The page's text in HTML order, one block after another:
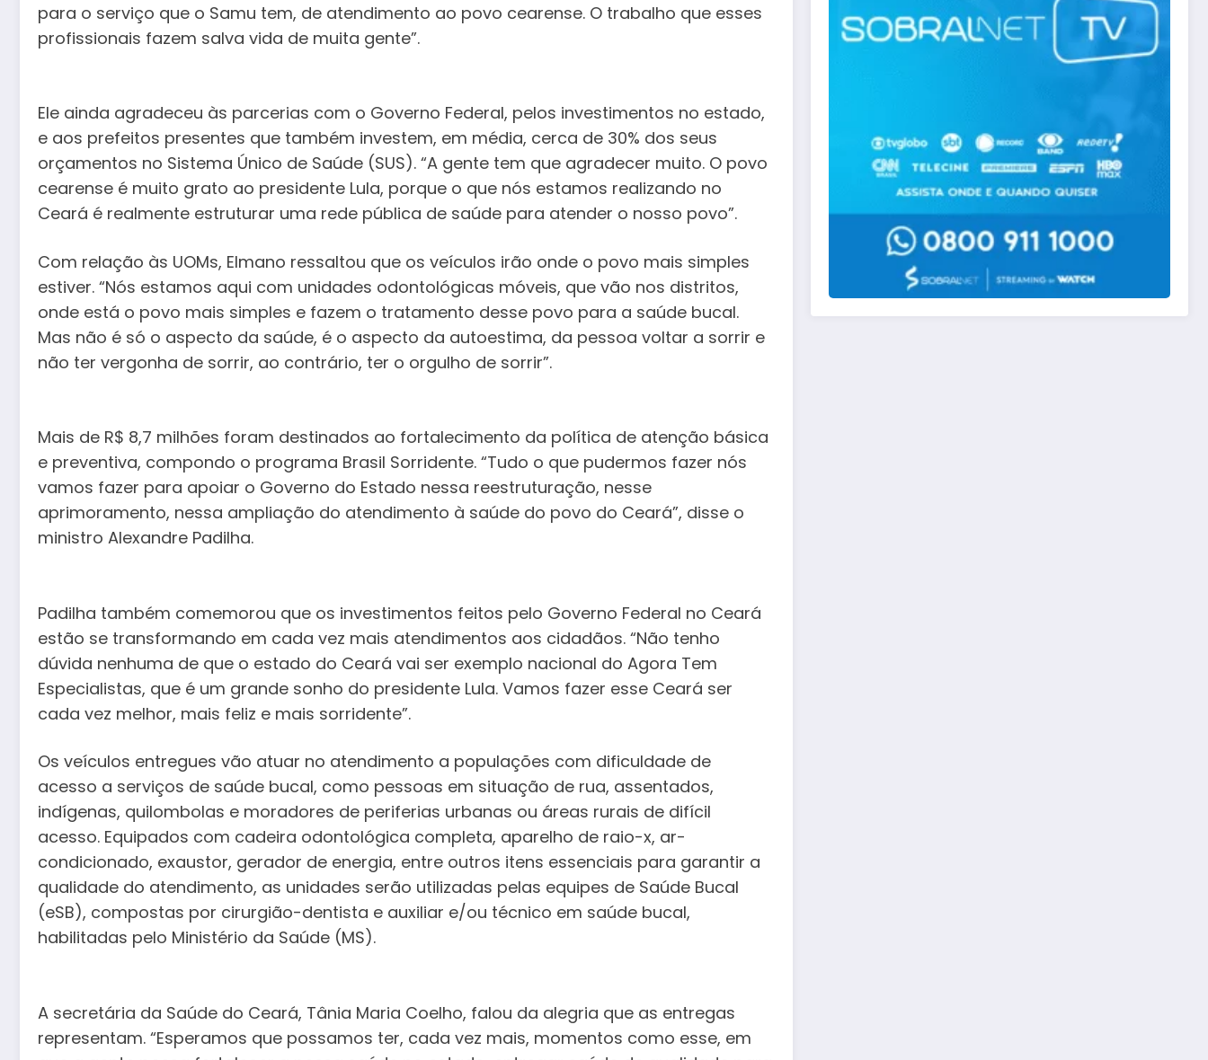
para o serviço que o Samu tem, de atendimento ao povo cearense. O trabalho que esses
profissionais fazem salva vida de muita gente”.
Ele ainda agradeceu às parcerias com o Governo Federal, pelos investimentos no estado,
e aos prefeitos presentes que também investem, em média, cerca de 30% dos seus
orçamentos no Sistema Único de Saúde (SUS). “A gente tem que agradecer muito. O povo
cearense é muito grato ao presidente Lula, porque o que nós estamos realizando no
Ceará é realmente estruturar uma rede pública de saúde para atender o nosso povo”.
Com relação às UOMs, Elmano ressaltou que os veículos irão onde o povo mais simples
estiver. “Nós estamos aqui com unidades odontológicas móveis, que vão nos distritos,
onde está o povo mais simples e fazem o tratamento desse povo para a saúde bucal.
Mas não é só o aspecto da saúde, é o aspecto da autoestima, da pessoa voltar a sorrir e
não ter vergonha de sorrir, ao contrário, ter o orgulho de sorrir”.
Mais de R$ 8,7 milhões foram destinados ao fortalecimento da política de atenção básica
e preventiva, compondo o programa Brasil Sorridente. “Tudo o que pudermos fazer nós
vamos fazer para apoiar o Governo do Estado nessa reestruturação, nesse
aprimoramento, nessa ampliação do atendimento à saúde do povo do Ceará”, disse o
ministro Alexandre Padilha.
Padilha também comemorou que os investimentos feitos pelo Governo Federal no Ceará
estão se transformando em cada vez mais atendimentos aos cidadãos. “Não tenho
dúvida nenhuma de que o estado do Ceará vai ser exemplo nacional do Agora Tem
Especialistas, que é um grande sonho do presidente Lula. Vamos fazer esse Ceará ser
cada vez melhor, mais feliz e mais sorridente”.
Os veículos entregues vão atuar no atendimento a populações com dificuldade de
acesso a serviços de saúde bucal, como pessoas em situação de rua, assentados,
indígenas, quilombolas e moradores de periferias urbanas ou áreas rurais de difícil
acesso. Equipados com cadeira odontológica completa, aparelho de raio-x, ar-
condicionado, exaustor, gerador de energia, entre outros itens essenciais para garantir a
qualidade do atendimento, as unidades serão utilizadas pelas equipes de Saúde Bucal
(eSB), compostas por cirurgião-dentista e auxiliar e/ou técnico em saúde bucal,
habilitadas pelo Ministério da Saúde (MS).
A secretária da Saúde do Ceará, Tânia Maria Coelho, falou da alegria que as entregas
representam. “Esperamos que possamos ter, cada vez mais, momentos como esse, em